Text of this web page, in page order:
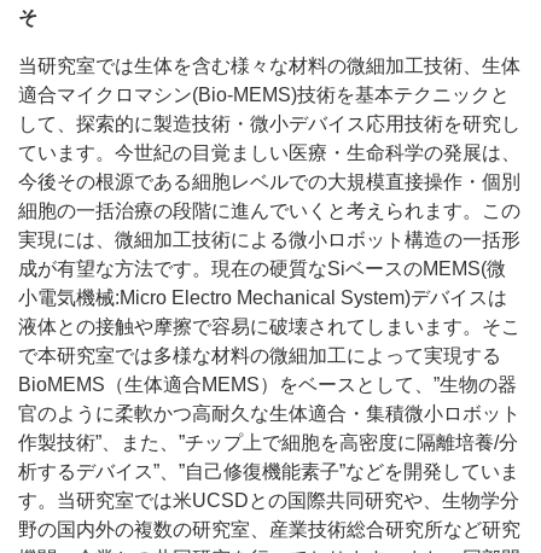
そ
当研究室では生体を含む様々な材料の微細加工技術、生体
適合マイクロマシン(Bio-MEMS)技術を基本テクニックと
して、探索的に製造技術・微小デバイス応用技術を研究し
ています。今世紀の目覚ましい医療・生命科学の発展は、
今後その根源である細胞レベルでの大規模直接操作・個別
細胞の一括治療の段階に進んでいくと考えられます。この
実現には、微細加工技術による微小ロボット構造の一括形
成が有望な方法です。現在の硬質なSiベースのMEMS(微
小電気機械:Micro Electro Mechanical System)デバイスは
液体との接触や摩擦で容易に破壊されてしまいます。そこ
で本研究室では多様な材料の微細加工によって実現する
BioMEMS（生体適合MEMS）をベースとして、”生物の器
官のように柔軟かつ高耐久な生体適合・集積微小ロボット
作製技術”、また、”チップ上で細胞を高密度に隔離培養/分
析するデバイス”、”自己修復機能素子”などを開発していま
す。当研究室では米UCSDとの国際共同研究や、生物学分
野の国内外の複数の研究室、産業技術総合研究所など研究